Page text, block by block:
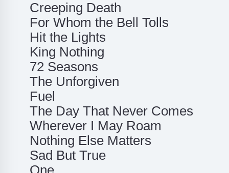
Creeping Death
For Whom the Bell Tolls
Hit the Lights
King Nothing
72 Seasons
The Unforgiven
Fuel
The Day That Never Comes
Wherever I May Roam
Nothing Else Matters
Sad But True
One